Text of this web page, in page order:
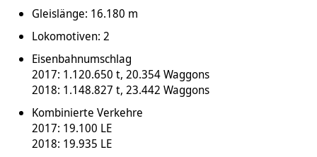
Gleislänge: 16.180 m
Lokomotiven: 2
Eisenbahnumschlag
2017: 1.120.650 t, 20.354 Waggons
2018: 1.148.827 t, 23.442 Waggons
Kombinierte Verkehre
2017: 19.100 LE
2018: 19.935 LE